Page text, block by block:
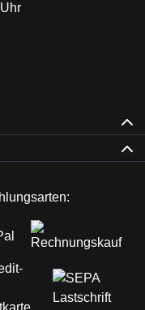
neuem Tab (externer
in neuem Tab
– öffnet in neuem
neuem Tab (externer